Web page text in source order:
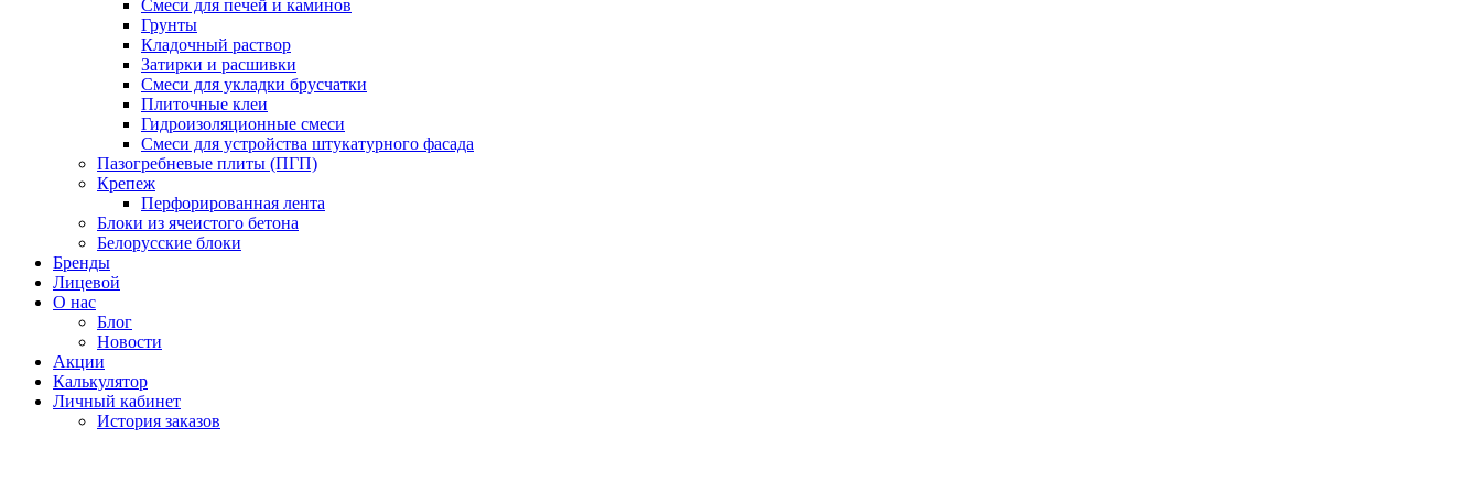
Смеси для печей и каминов
Грунты
Кладочный раствор
Затирки и расшивки
Смеси для укладки брусчатки
Плиточные клеи
Гидроизоляционные смеси
Смеси для устройства штукатурного фасада
Пазогребневые плиты (ПГП)
Крепеж
Перфорированная лента
Блоки из ячеистого бетона
Белорусские блоки
Бренды
Лицевой
О нас
Блог
Новости
Акции
Калькулятор
Личный кабинет
История заказов